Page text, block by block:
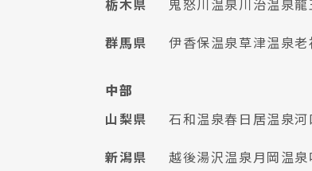
栃木県
鬼怒川温泉川治温泉龍
群馬県
伊香保温泉草津温泉老
中部
山梨県
石和温泉春日居温泉
新潟県
越後湯沢温泉月岡温泉